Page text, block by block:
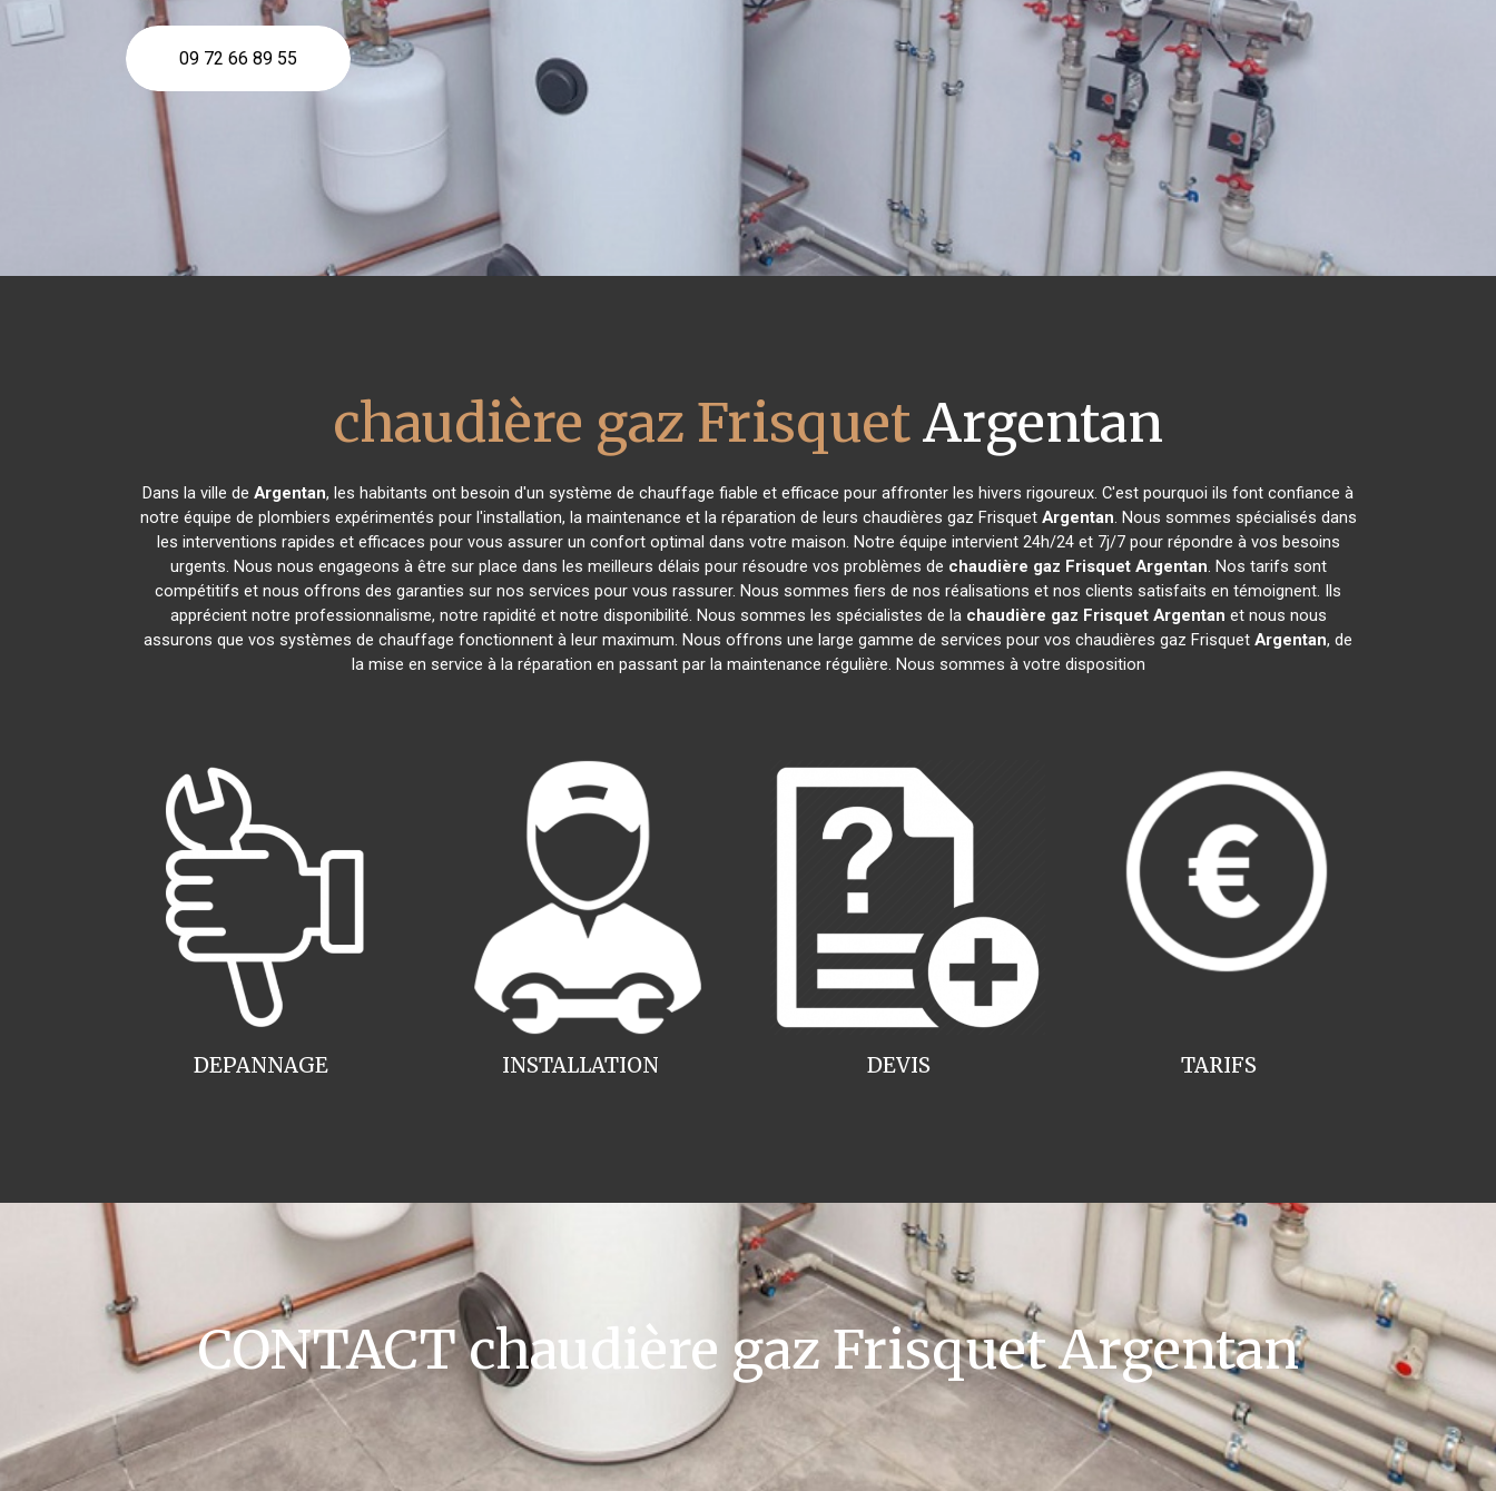
09 72 66 89 55
chaudière gaz FrisquetArgentan
Dans la ville de Argentan, les habitants ont besoin d'un système de chauffage fiable et efficace pour affronter les hivers rigoureux. C'est pourquoi ils font confiance à
notre équipe de plombiers expérimentés pour l'installation, la maintenance et la réparation de leurs chaudières gaz Frisquet Argentan. Nous sommes spécialisés dans
les interventions rapides et efficaces pour vous assurer un confort optimal dans votre maison. Notre équipe intervient 24h/24 et 7j/7 pour répondre à vos besoins
urgents. Nous nous engageons à être sur place dans les meilleurs délais pour résoudre vos problèmes de chaudière gaz Frisquet Argentan. Nos tarifs sont
compétitifs et nous offrons des garanties sur nos services pour vous rassurer. Nous sommes fiers de nos réalisations et nos clients satisfaits en témoignent. Ils
apprécient notre professionnalisme, notre rapidité et notre disponibilité. Nous sommes les spécialistes de la chaudière gaz Frisquet Argentan et nous nous
assurons que vos systèmes de chauffage fonctionnent à leur maximum. Nous offrons une large gamme de services pour vos chaudières gaz Frisquet Argentan, de
la mise en service à la réparation en passant par la maintenance régulière. Nous sommes à votre disposition
INSTALLATION
DEPANNAGE TARIFS
DEVIS
CONTACT chaudière gaz Frisquet Argentan